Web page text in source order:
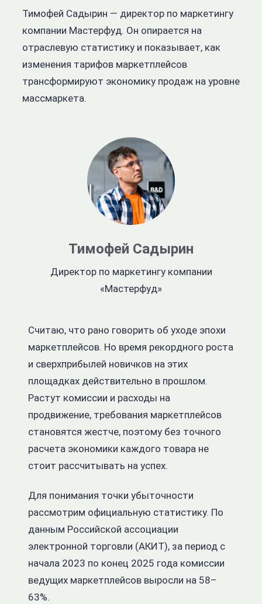
Тимофей Садырин — директор по маркетингу
компании Мастерфуд. Он опирается на
отраслевую статистику и показывает, как
изменения тарифов маркетплейсов
трансформируют экономику продаж на уровне
массмаркета.
Тимофей Садырин
Директор по маркетингу компании
«Мастерфуд»
Считаю, что рано говорить об уходе эпохи
маркетплейсов. Но время рекордного роста
и сверхприбылей новичков на этих
площадках действительно в прошлом.
Растут комиссии и расходы на
продвижение, требования маркетплейсов
становятся жестче, поэтому без точного
расчета экономики каждого товара не
стоит рассчитывать на успех.
Для понимания точки убыточности
рассмотрим официальную статистику. По
данным Российской ассоциации
электронной торговли (АКИТ), за период с
начала 2023 по конец 2025 года комиссии
ведущих маркетплейсов выросли на 58–
63%.